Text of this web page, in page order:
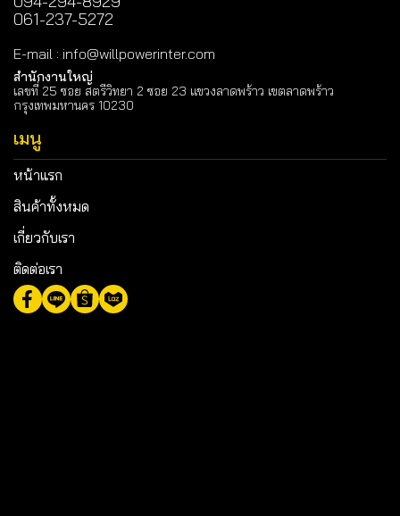
061-237-5272
E-mail : info@willpowerinter.com
สำนักงานใหญ่
เลขที่ 25 ซอย สตรีวิทยา 2 ซอย 23 แขวงลาดพร้าว เขตลาดพร้าว
กรุงเทพมหานคร 10230
เมนู
หน้าแรก
สินค้าทั้งหมด
เกี่ยวกับเรา
ติดต่อเรา